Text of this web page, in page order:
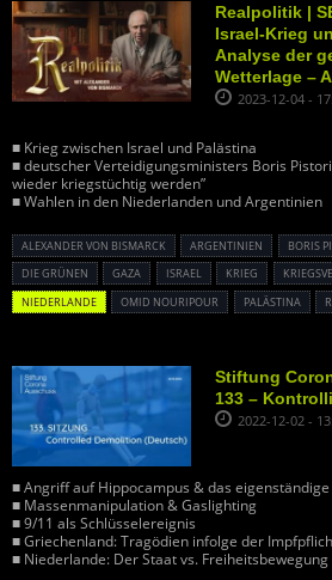
Realpolitik |
Israel-Krieg
Analyse der
Wetterlage –
2023-12-04 -
■ Krieg zwischen Israel und Palästina
■ deutscher Verteidigungsministers Boris
wieder kriegstüchtig werden”
■ Wahlen in den Niederlanden und Argentinien
ALEXANDER VON BISMARCK ARGENTINIEN BORIS
DIE GRÜNEN
GAZA ISRAEL KRIEG
NIEDERLANDE
OMID NOURIPOUR PALÄSTINA
Stiftung
133 –
2022-12-02 -
■ Angriff auf Hippocampus & das
■ Massenmanipulation & Gaslighting
■ 9/11 als Schlüsselereignis
■ Griechenland: Tragödien infolge der
■ Niederlande: Der Staat vs. Freiheitsbewegung